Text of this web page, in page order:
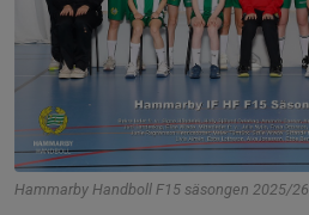
Hammarby Handboll F15 säsongen 2025/26